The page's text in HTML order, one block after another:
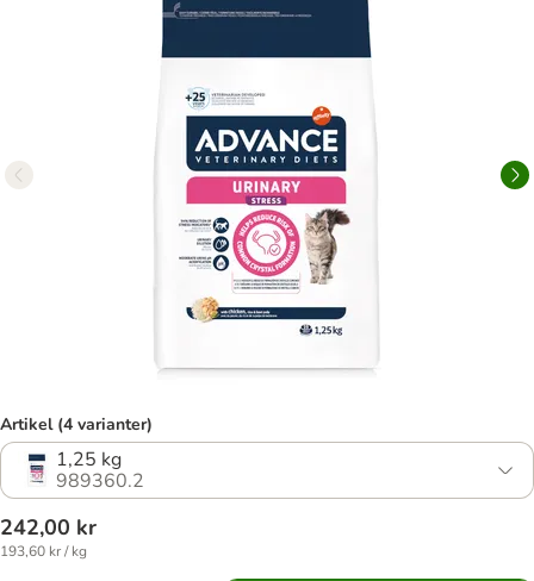
Artikel (4 varianter)
1,25 kg
989360.2
242,00 kr
193,60 kr / kg